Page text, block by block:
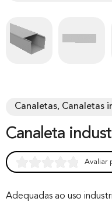
Canaletas, Canaletas
Canaleta
out of 0
Avaliar
Adequadas ao uso